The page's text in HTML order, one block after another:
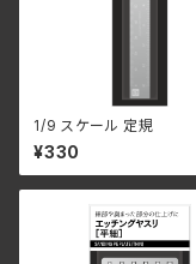
1/9 スケール 定規
¥330